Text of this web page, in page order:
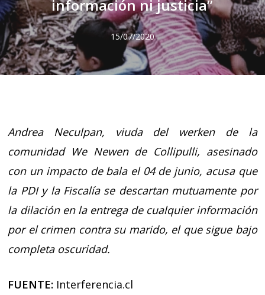
información ni justicia”
15/07/2020
Andrea Neculpan, viuda del werken de la
comunidad We Newen de Collipulli, asesinado
con un impacto de bala el 04 de junio, acusa que
la PDI y la Fiscalía se descartan mutuamente por
la dilación en la entrega de cualquier información
por el crimen contra su marido, el que sigue bajo
completa oscuridad.
FUENTE: Interferencia.cl